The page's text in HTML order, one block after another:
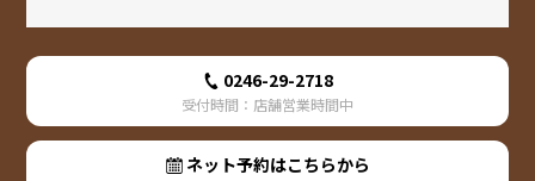
0246-29-2718
受付時間：店舗営業時間中
ネット予約はこちらから